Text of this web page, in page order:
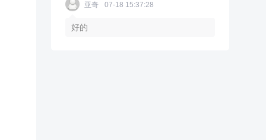
亚奇 07-18 15:37:28
好的